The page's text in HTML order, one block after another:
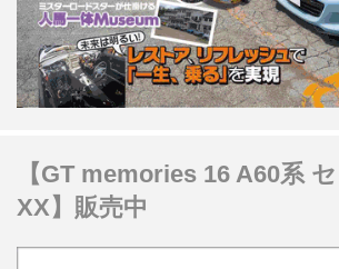
【GT memories 16 A60系
XX】販売中